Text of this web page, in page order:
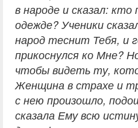
в народе и сказал: кто
одежде? Ученики
народ теснит Тебя, и
прикоснулся ко Мне?
чтобы видеть ту,
Женщина в страхе и
с нею произошло,
сказала Ему всю